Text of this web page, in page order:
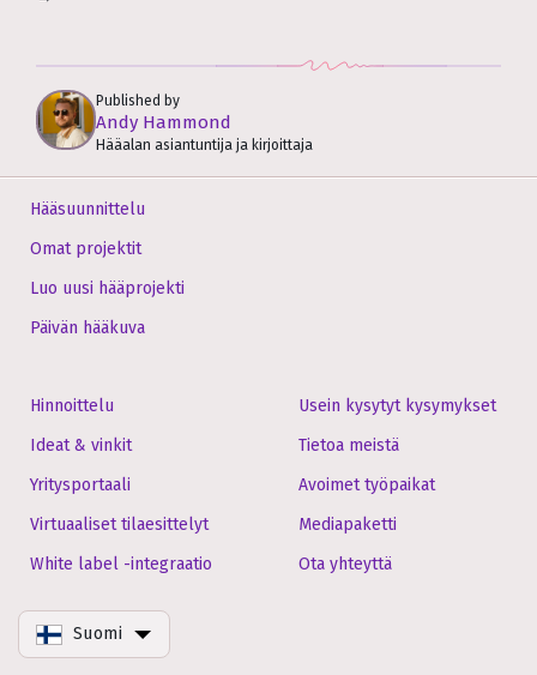
Published by
Andy Hammond
Hääalan asiantuntija ja kirjoittaja
Hääsuunnittelu
Omat projektit
Luo uusi hääprojekti
Päivän hääkuva
Hinnoittelu
Ideat & vinkit
Yritysportaali
Virtuaaliset tilaesittelyt
White label -integraatio
Usein kysytyt kysymykset
Tietoa meistä
Avoimet työpaikat
Mediapaketti
Ota yhteyttä
Suomi